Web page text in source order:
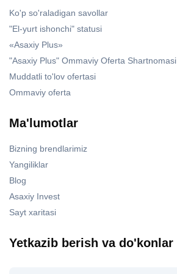
Ko'p so'raladigan savollar
"El-yurt ishonchi" statusi
«Asaxiy Plus»
"Asaxiy Plus" Ommaviy Oferta Shartnomasi
Muddatli to'lov ofertasi
Ommaviy oferta
Ma'lumotlar
Bizning brendlarimiz
Yangiliklar
Blog
Asaxiy Invest
Sayt xaritasi
Yetkazib berish va do'konlar